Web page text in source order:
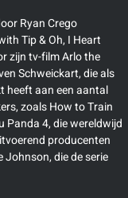
Ryan Crego
Tip & Oh, I Heart
zijn tv-film Arlo the
Schweickart, die als
heeft aan een aantal
zoals How to Train
Panda 4, die wereldwijd
producenten
die de serie